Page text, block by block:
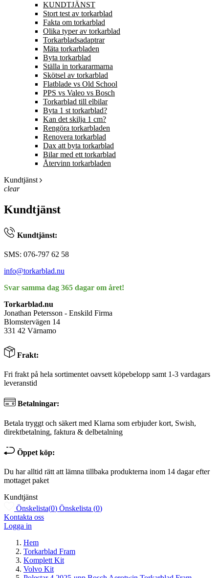
KUNDTJÄNST
Stort test av torkarblad
Fakta om torkarblad
Olika typer av torkarblad
Torkarbladsadaptrar
Mäta torkarbladen
Byta torkarblad
Ställa in torkararmarna
Skötsel av torkarblad
Flatblade vs Old School
PPS vs Valeo vs Bosch
Torkarblad till elbilar
Byta 1 st torkarblad?
Kan det skilja 1 cm?
Rengöra torkarbladen
Renovera torkarblad
Dax att byta torkarblad
Bilar med ett torkarblad
Återvinn torkarbladen
Kundtjänst
clear
Kundtjänst
Kundtjänst:
SMS: 076-797 62 58
info@torkarblad.nu
Svar samma dag 365 dagar om året!
Torkarblad.nu
Jonathan Petersson - Enskild Firma
Blomstervägen 14
331 42 Värnamo
Frakt:
Fri frakt på hela sortimentet oavsett köpebelopp samt 1-3 vardagars
leveranstid
Betalningar:
Betala tryggt och säkert med Klarna som erbjuder kort, Swish,
direktbetalning, faktura & delbetalning
Öppet köp:
Du har alltid rätt att lämna tillbaka produkterna inom 14 dagar efter
mottaget paket
Kundtjänst
Önskelista(0) Önskelista (0)
Kontakta oss
Logga in
Hem
Torkarblad Fram
Komplett Kit
Volvo Kit